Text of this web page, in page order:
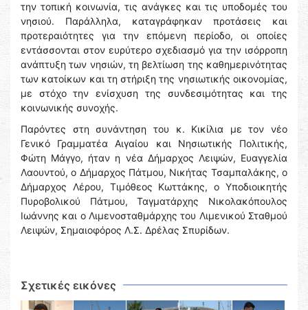
την τοπική κοινωνία, τις ανάγκες και τις υποδομές του
νησιού. Παράλληλα, καταγράφηκαν προτάσεις και
προτεραιότητες για την επόμενη περίοδο, οι οποίες
εντάσσονται στον ευρύτερο σχεδιασμό για την ισόρροπη
ανάπτυξη των νησιών, τη βελτίωση της καθημερινότητας
των κατοίκων και τη στήριξη της νησιωτικής οικονομίας,
με στόχο την ενίσχυση της συνδεσιμότητας και της
κοινωνικής συνοχής.
Παρόντες στη συνάντηση του κ. Κικίλια με τον νέο
Γενικό Γραμματέα Αιγαίου και Νησιωτικής Πολιτικής,
Φώτη Μάγγο, ήταν η νέα Δήμαρχος Λειψών, Ευαγγελία
Λαουντού, ο Δήμαρχος Πάτμου, Νικήτας Τσαμπαλάκης, ο
Δήμαρχος Λέρου, Τιμόθεος Κωττάκης, ο Υποδιοικητής
Πυροβολικού Πάτμου, Ταγματάρχης Νικολακόπουλος
Ιωάννης και ο Λιμενοσταθμάρχης του Λιμενικού Σταθμού
Λειψών, Σημαιοφόρος Λ.Σ. Δρέλας Σπυρίδων.
Σχετικές εικόνες